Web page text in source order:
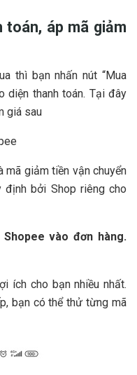
toán, áp mã giảm
thì bạn nhấn nút “Mua
diện thanh toán. Tại đây
giá sau
mã giảm tiền vận chuyển
bởi Shop riêng cho
vào đơn hàng.
ích cho bạn nhiều nhất.
bạn có thể thử từng mã